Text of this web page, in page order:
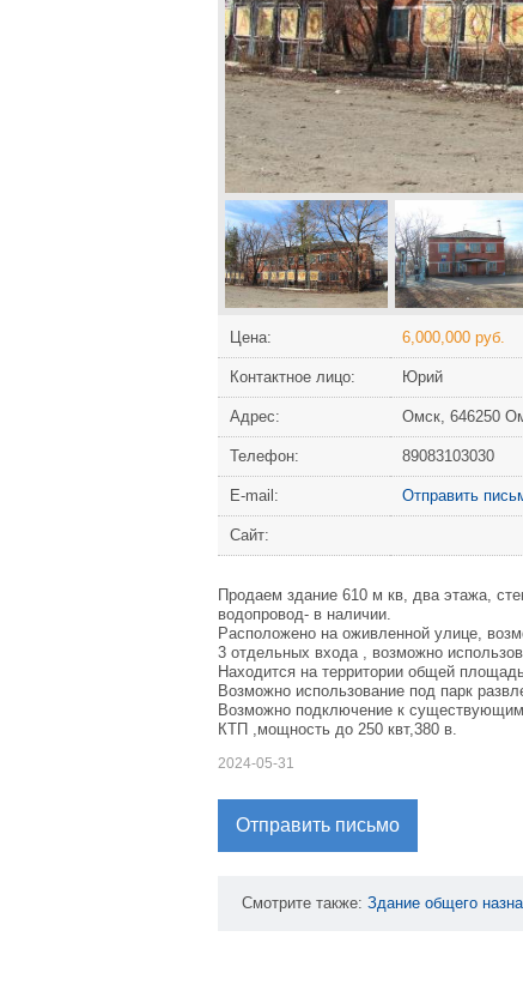
Цена: 6,000,000 руб.
Контактное лицо: Юрий
Адрес: Омск, 646250
Телефон: 89083103030
Е-mail: Отправить
Сайт:
Продаем здание 610 м кв, два этажа,
водопровод- в наличии.
Расположено на оживленной улице,
3 отдельных входа , возможно
Находится на территории общей
Возможно использование под парк
Возможно подключение к существующим
КТП ,мощность до 250 квт,380 в.
2024-05-31
Отправить письмо
Смотрите также: Здание общего